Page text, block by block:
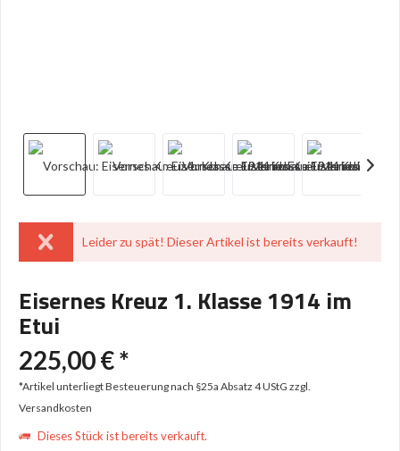
Leider zu spät! Dieser Artikel ist bereits verkauft!
Eisernes Kreuz 1. Klasse 1914 im
Etui
225,00 € *
*Artikel unterliegt Besteuerung nach §25a Absatz 4 UStG zzgl.
Versandkosten
Dieses Stück ist bereits verkauft.